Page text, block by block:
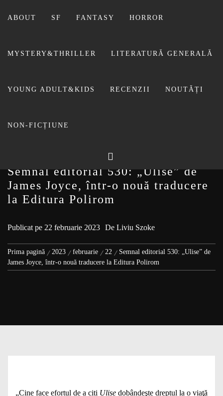
ABOUT SF FANTASY HORROR
MYSTERY&THRILLER LITERATURĂ GENERALĂ
YOUNG ADULT&KIDS RECENZII NOUTĂȚI
NON-FICȚIUNE
BIBLIOTECA LUI
Semnal editorial 530: „Ulise” de
James Joyce, într-o nouă traducere
la Editura Polirom
Publicat pe 22 februarie 2023 De Liviu Szoke
Prima pagină 2023 februarie 22
Semnal editorial 530: „Ulise” de
James Joyce, într-o nouă traducere la Editura Polirom
„Cine face efortul de a citi Ulise dobândeşte dreptul la o viaţă